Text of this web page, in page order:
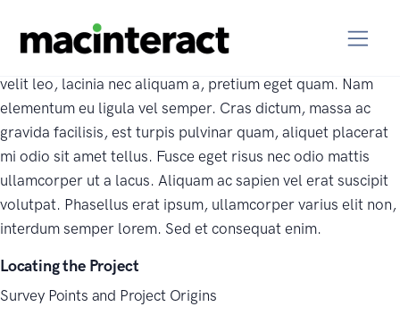
Cras eget nunc dictum odio hendrerit finibus et eu diam.
Phasellus eu turpis non augue sodales sagittis. Vivamus
velit leo, lacinia nec aliquam a, pretium eget quam. Nam
elementum eu ligula vel semper. Cras dictum, massa ac
gravida facilisis, est turpis pulvinar quam, aliquet placerat
mi odio sit amet tellus. Fusce eget risus nec odio mattis
ullamcorper ut a lacus. Aliquam ac sapien vel erat suscipit
volutpat. Phasellus erat ipsum, ullamcorper varius elit non,
interdum semper lorem. Sed et consequat enim.
Locating the Project
Survey Points and Project Origins